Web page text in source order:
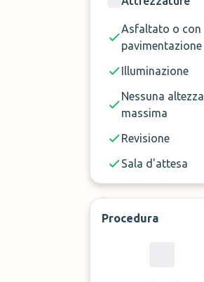
Asfaltato o con
pavimentazione
Illuminazione
Nessuna altezza
massima
Revisione
Sala d'attesa
Procedura